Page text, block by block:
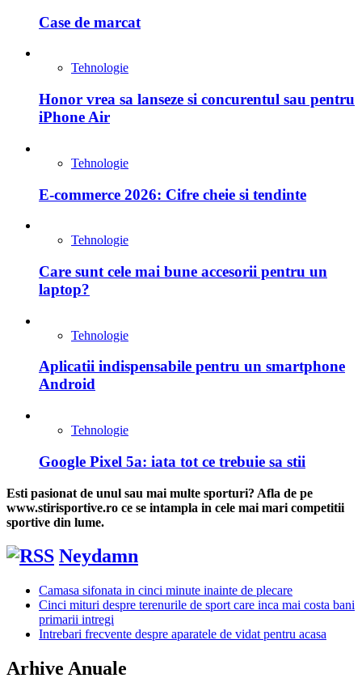
Case de marcat
Tehnologie
Honor vrea sa lanseze si concurentul sau pentru
iPhone Air
Tehnologie
E-commerce 2026: Cifre cheie si tendinte
Tehnologie
Care sunt cele mai bune accesorii pentru un
laptop?
Tehnologie
Aplicatii indispensabile pentru un smartphone
Android
Tehnologie
Google Pixel 5a: iata tot ce trebuie sa stii
Esti pasionat de unul sau mai multe sporturi? Afla de pe
www.stirisportive.ro ce se intampla in cele mai mari competitii
sportive din lume.
Neydamn
Camasa sifonata in cinci minute inainte de plecare
Cinci mituri despre terenurile de sport care inca mai costa bani
primarii intregi
Intrebari frecvente despre aparatele de vidat pentru acasa
Arhive Anuale